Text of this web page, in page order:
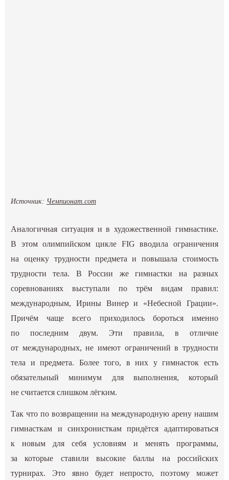
Источник: Чемпионат.com
Аналогичная ситуация и в художественной гимнастике.
В этом олимпийском цикле FIG вводила ограничения
на оценку трудности предмета и повышала стоимость
трудности тела. В России же гимнастки на разных
соревнованиях выступали по трём видам правил:
международным, Ирины Винер и «Небесной Грации».
Причём чаще всего приходилось бороться именно
по последним двум. Эти правила, в отличие
от международных, не имеют ограничений в трудности
тела и предмета. Более того, в них у гимнасток есть
обязательный минимум для выполнения, который
не считается слишком лёгким.
Так что по возвращении на международную арену нашим
гимнасткам и синхронисткам придётся адаптироваться
к новым для себя условиям и менять программы,
за которые ставили высокие баллы на российских
турнирах. Это явно будет непросто, поэтому может